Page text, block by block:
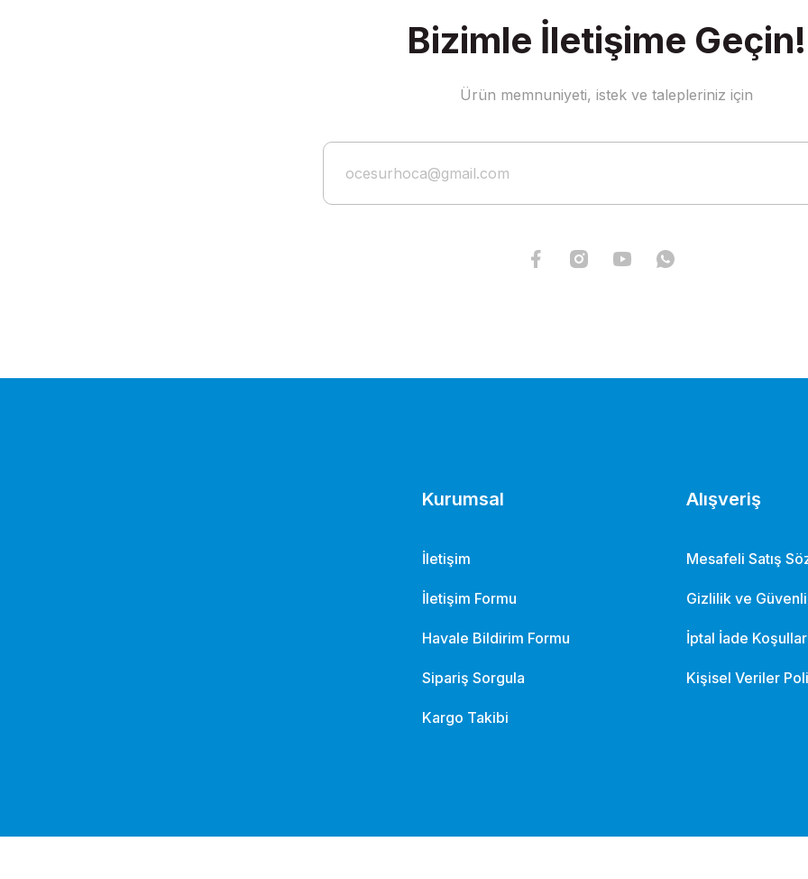
Bizimle İletişime Geçin!
Ürün memnuniyeti, istek ve talepleriniz için
Kurumsal
İletişim
İletişim Formu
Havale Bildirim Formu
Sipariş Sorgula
Kargo Takibi
Alışveriş
Mesafeli Satış
Gizlilik ve
İptal İade
Kişisel Veriler